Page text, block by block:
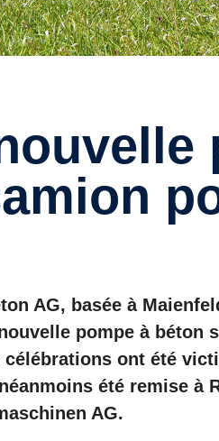
AG, basée à
pompe à béton
ont été
été remise à
AG.